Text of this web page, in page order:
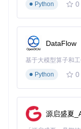
FUNCTION
    }
FUNCTION
// 读取传
// 转换为
RETURN
    }
Python
0
DataFlow
基于大模型算子和
Python
0
源启盛夏